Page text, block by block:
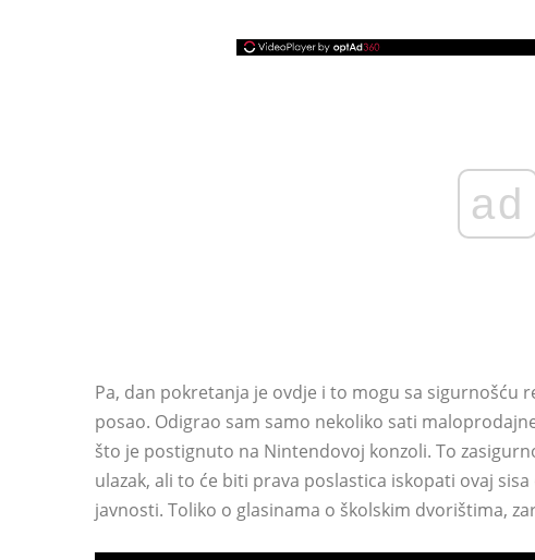
ad
Pa, dan pokretanja je ovdje i to mogu sa sigurnošću
posao. Odigrao sam samo nekoliko sati
što je postignuto na Nintendovoj konzoli. To
ulazak, ali to će biti prava poslastica iskopati ovaj
javnosti. Toliko o glasinama o školskim dvorištima,